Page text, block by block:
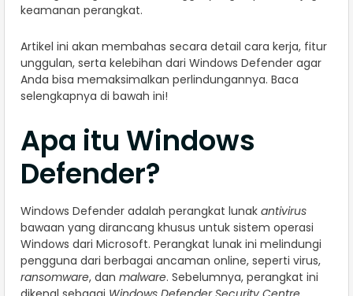
keamanan perangkat.
Artikel ini akan membahas secara detail cara kerja, fitur
unggulan, serta kelebihan dari Windows Defender agar
Anda bisa memaksimalkan perlindungannya. Baca
selengkapnya di bawah ini!
Apa itu Windows
Defender?
Windows Defender adalah perangkat lunak antivirus
bawaan yang dirancang khusus untuk sistem operasi
Windows dari Microsoft. Perangkat lunak ini melindungi
pengguna dari berbagai ancaman online, seperti virus,
ransomware, dan malware. Sebelumnya, perangkat ini